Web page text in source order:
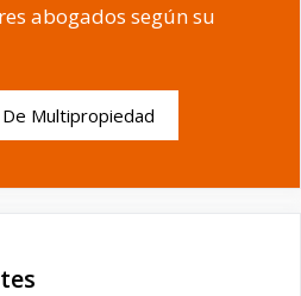
abogados según su
Multipropiedad